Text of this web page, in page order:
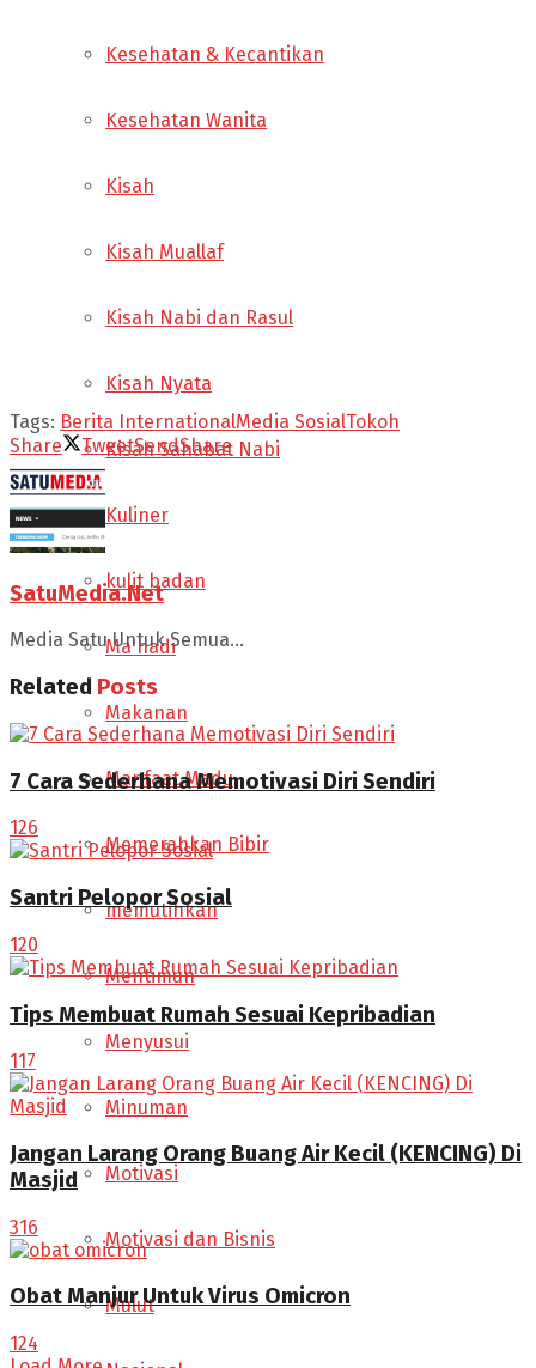
Kesehatan & Kecantikan
Kesehatan Wanita
Kisah
Kisah Muallaf
Kisah Nabi dan Rasul
Kisah Nyata
Kisah Sahabat Nabi
Kuliner
kulit badan
Ma'hadi
Makanan
Manfaat Madu
Memerahkan Bibir
memutihkan
Mentimun
Menyusui
Minuman
Motivasi
Motivasi dan Bisnis
Mulut
Tags: Berita InternationalMedia SosialTokoh
Share
TweetSendShare
SatuMedia.Net
Media Satu Untuk Semua...
Related Posts
7 Cara Sederhana Memotivasi Diri Sendiri
126
Santri Pelopor Sosial
120
Tips Membuat Rumah Sesuai Kepribadian
117
Jangan Larang Orang Buang Air Kecil (KENCING) Di
Masjid
316
Obat Manjur Untuk Virus Omicron
124